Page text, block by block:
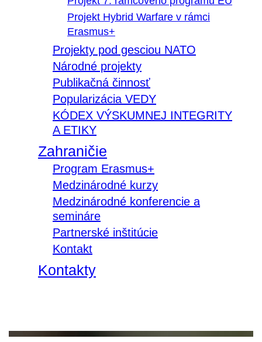
Projekt Hybrid Warfare v rámci
Erasmus+
Projekty pod gesciou NATO
Národné projekty
Publikačná činnosť
Popularizácia VEDY
KÓDEX VÝSKUMNEJ INTEGRITY
A ETIKY
Zahraničie
Program Erasmus+
Medzinárodné kurzy
Medzinárodné konferencie a
semináre
Partnerské inštitúcie
Kontakt
Kontakty